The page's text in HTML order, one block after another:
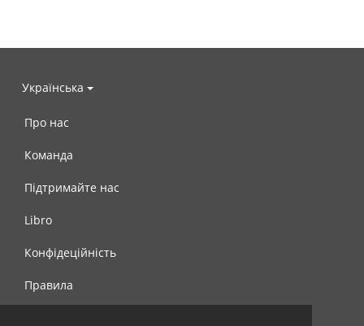
Українська
Про нас
Команда
Підтримайте нас
Libro
Конфідеційність
Правила